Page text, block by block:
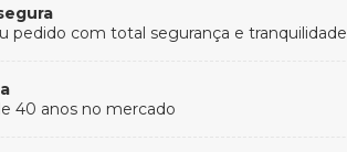
pedido com total segurança e tranquilidade
40 anos no mercado